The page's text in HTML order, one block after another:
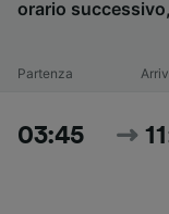
orario successivo,
Partenza
03:45